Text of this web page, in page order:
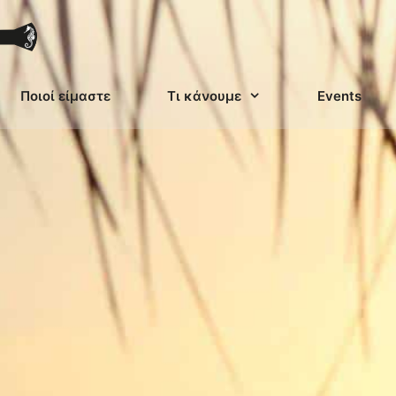
Ποιοί είμαστε Τι κάνουμε Events